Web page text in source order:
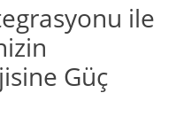
ile
Güç